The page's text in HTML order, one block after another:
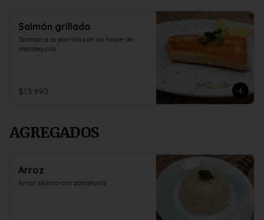
Salmón grillado
Salmón a la parrilla con un toque de
mantequilla
$13.990
AGREGADOS
Arroz
Arroz blanco con zanahoria